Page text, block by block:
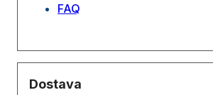
FAQ
Dostava